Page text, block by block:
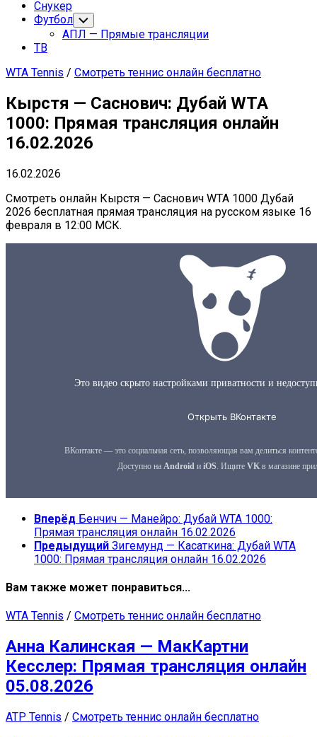
Снукер
Футбол Переключатель
дочернего
меню
АПЛ — Прямые трансляции
ТВ
WTA Tennis / Смотреть теннис онлайн бесплатно
Кырстя — Саснович: Дубай WTA
1000: Прямая трансляция онлайн
16.02.2026
16.02.2026
Смотреть онлайн Кырстя — Саснович WTA 1000 Дубай
2026 бесплатная прямая трансляция на русском языке 16
февраля в 12:00 МСК.
Вперёд Бенчич — Манейро: Дубай WTA 1000:
Прямая трансляция онлайн 16.02.2026
Предыдущий Зигемунд — Касаткина: Дубай WTA
1000: Прямая трансляция онлайн 16.02.2026
Вам также может понравиться...
WTA Tennis / Смотреть теннис онлайн бесплатно
Анна Калинская — МакКартни
Кесслер: Прямая трансляция онлайн
05.08.2026
ATP Tennis / Смотреть теннис онлайн бесплатно